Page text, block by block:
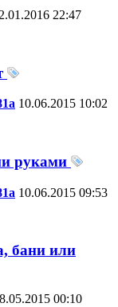
22:47
10.06.2015 10:02
руками
10.06.2015 09:53
бани или
00:10